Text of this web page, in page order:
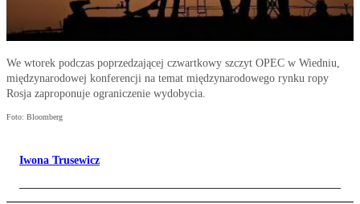
We wtorek podczas poprzedzającej czwartkowy szczyt OPEC w Wiedniu,
międzynarodowej konferencji na temat międzynarodowego rynku ropy
Rosja zaproponuje ograniczenie wydobycia.
Foto: Bloomberg
Iwona Trusewicz